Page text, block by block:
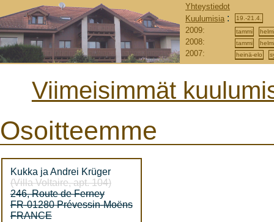
Yhteystiedot
Kuulumisia : 19.-21.4.
2009: tammi helmi
2008: tammi helmi
2007: heinä-elo
Viimeisimmät
Osoitteemme
Kukka ja Andrei Krüger
(Villa Voltaire, apt. 104)
246, Route de Ferney
FR-01280 Prévessin-Moëns
FRANCE